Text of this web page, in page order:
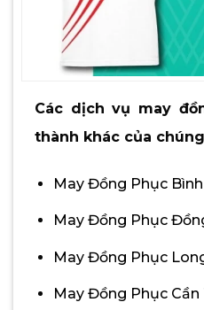
Các dịch vụ may
thành khác của
May Đồng Phục
May Đồng Phục
May Đồng Phục
May Đồng Phục Cần